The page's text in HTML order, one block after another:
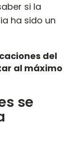
si la
ha sido un
del
al máximo
se